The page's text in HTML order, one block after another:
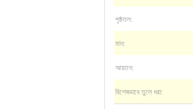
পৃষ্ঠতল:
মান:
আয়তন:
বিশেষভাবে তুলে ধরা: